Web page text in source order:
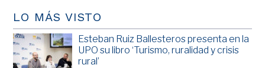
LO MÁS VISTO
Esteban Ruiz Ballesteros presenta en la
UPO su libro ‘Turismo, ruralidad y crisis
rural’